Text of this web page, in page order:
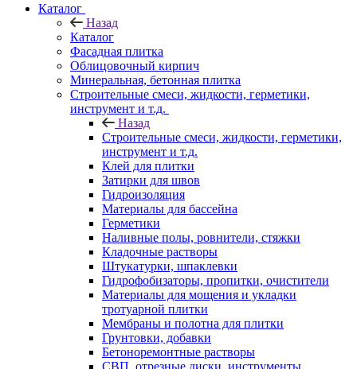
Каталог
Назад
Каталог
Фасадная плитка
Облицовочный кирпич
Минеральная, бетонная плитка
Строительные смеси, жидкости, герметики,
инструмент и т.д.
Назад
Строительные смеси, жидкости, герметики,
инструмент и т.д.
Клей для плитки
Затирки для швов
Гидроизоляция
Материалы для бассейна
Герметики
Наливные полы, ровнители, стяжки
Кладочные растворы
Штукатурки, шпаклевки
Гидрофобизаторы, пропитки, очистители
Материалы для мощения и укладки
тротуарной плитки
Мембраны и полотна для плитки
Грунтовки, добавки
Бетоноремонтные растворы
СВП, отрезные диски, инструменты